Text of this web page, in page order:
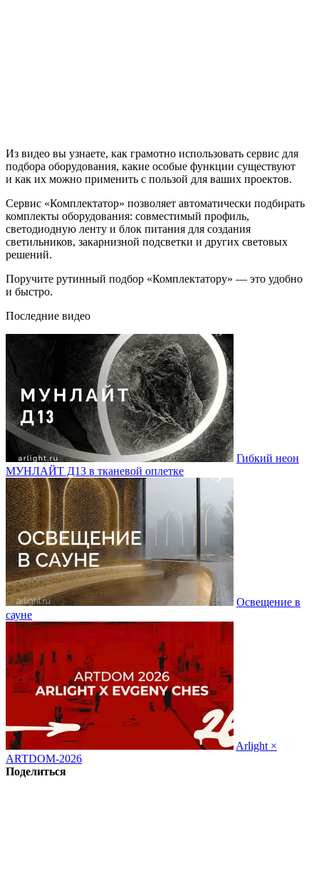
Из видео вы узнаете, как грамотно использовать сервис для
подбора оборудования, какие особые функции существуют
и как их можно применить с пользой для ваших проектов.
Сервис «Комплектатор» позволяет автоматически подбирать
комплекты оборудования: совместимый профиль,
светодиодную ленту и блок питания для создания
светильников, закарнизной подсветки и других световых
решений.
Поручите рутинный подбор «Комплектатору» — это удобно
и быстро.
Последние видео
Гибкий неон
МУНЛАЙТ Д13 в тканевой оплетке
Освещение в
сауне
Arlight ×
ARTDOM-2026
Поделиться